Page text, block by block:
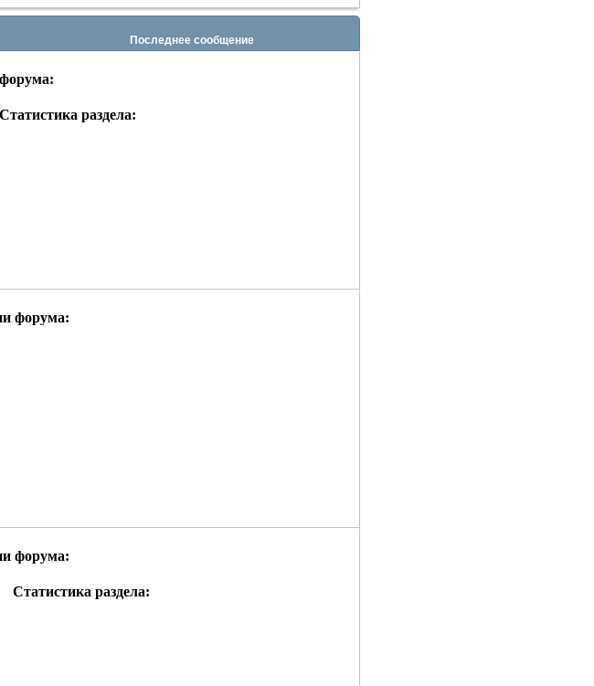
Последнее сообщение
Статистика раздела:
форума:
форума:
RSS
Статистика раздела: